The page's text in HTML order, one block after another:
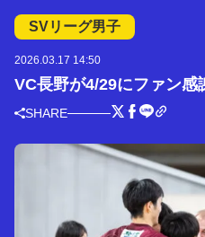
SVリーグ男子
2026.03.17 14:50
VC長野が4/29にファン感
SHARE